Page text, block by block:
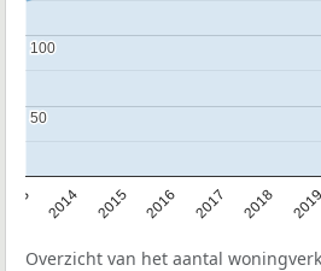
2014 2015 2016 2017 2018 2019
50
50
100
100
Overzicht van het aantal